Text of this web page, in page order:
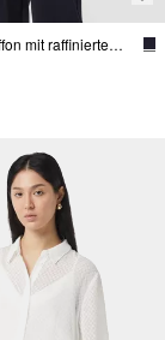
Bluse aus Chiffon mit raffiniertem Layering